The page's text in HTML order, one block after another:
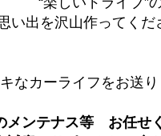
い出を沢山作ってくだ
なカーライフをお送
メンテナス等 お任せ